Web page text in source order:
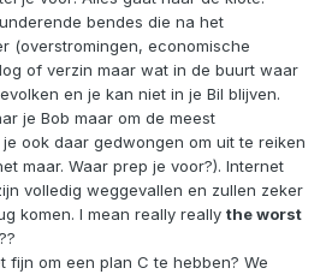
bendes die na het
(overstromingen, economische
of verzin maar wat in de buurt waar
en je kan niet in je Bil blijven.
je Bob maar om de meest
ook daar gedwongen om uit te reiken
maar. Waar prep je voor?). Internet
volledig weggevallen en zullen zeker
komen. I mean really really the worst
fijn om een plan C te hebben? We